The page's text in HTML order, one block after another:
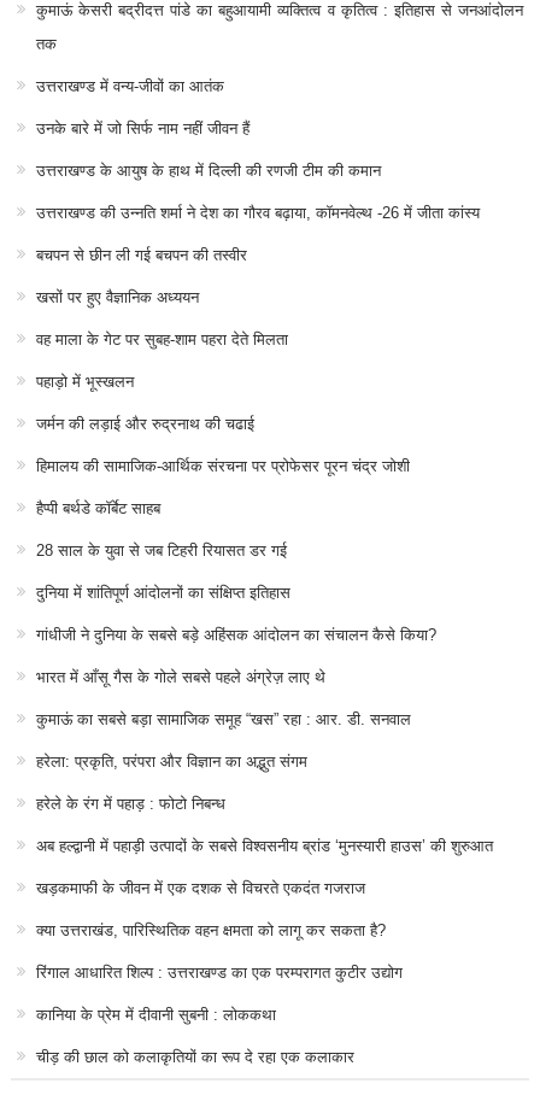
कुमाऊं केसरी बद्रीदत्त पांडे का बहुआयामी व्यक्तित्व व कृतित्व : इतिहास से जनआंदोलन
तक
उत्तराखण्ड में वन्य-जीवों का आतंक
उनके बारे में जो सिर्फ नाम नहीं जीवन हैं
उत्तराखण्ड के आयुष के हाथ में दिल्ली की रणजी टीम की कमान
उत्तराखण्ड की उन्नति शर्मा ने देश का गौरव बढ़ाया, कॉमनवेल्थ -26 में जीता कांस्य
बचपन से छीन ली गई बचपन की तस्वीर
खसों पर हुए वैज्ञानिक अध्ययन
वह माला के गेट पर सुबह-शाम पहरा देते मिलता
पहाड़ो में भूस्खलन
जर्मन की लड़ाई और रुद्रनाथ की चढाई
हिमालय की सामाजिक-आर्थिक संरचना पर प्रोफेसर पूरन चंद्र जोशी
हैप्पी बर्थडे कॉर्बेट साहब
28 साल के युवा से जब टिहरी रियासत डर गई
दुनिया में शांतिपूर्ण आंदोलनों का संक्षिप्त इतिहास
गांधीजी ने दुनिया के सबसे बड़े अहिंसक आंदोलन का संचालन कैसे किया?
भारत में आँसू गैस के गोले सबसे पहले अंग्रेज़ लाए थे
कुमाऊं का सबसे बड़ा सामाजिक समूह “खस” रहा : आर. डी. सनवाल
हरेला: प्रकृति, परंपरा और विज्ञान का अद्भुत संगम
हरेले के रंग में पहाड़ : फोटो निबन्ध
अब हल्द्वानी में पहाड़ी उत्पादों के सबसे विश्वसनीय ब्रांड ‘मुनस्यारी हाउस’ की शुरुआत
खड़कमाफी के जीवन में एक दशक से विचरते एकदंत गजराज
क्या उत्तराखंड, पारिस्थितिक वहन क्षमता को लागू कर सकता है?
रिंगाल आधारित शिल्प : उत्तराखण्ड का एक परम्परागत कुटीर उद्योग
कानिया के प्रेम में दीवानी सुबनी : लोककथा
चीड़ की छाल को कलाकृतियों का रूप दे रहा एक कलाकार